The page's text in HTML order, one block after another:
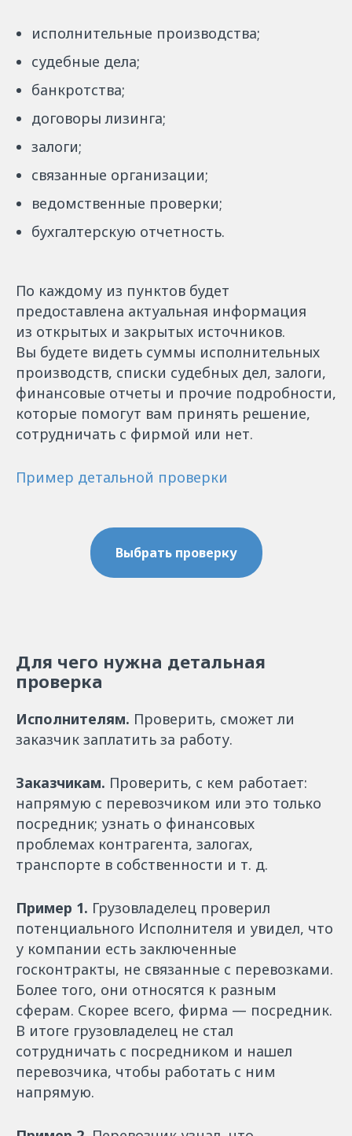
исполнительные производства;
судебные дела;
банкротства;
договоры лизинга;
залоги;
связанные организации;
ведомственные проверки;
бухгалтерскую отчетность.
По каждому из пунктов будет
предоставлена актуальная информация
из открытых и закрытых источников.
Вы будете видеть суммы исполнительных
производств, списки судебных дел, залоги,
финансовые отчеты и прочие подробности,
которые помогут вам принять решение,
сотрудничать с фирмой или нет.
Пример детальной проверки
Выбрать проверку
Для чего нужна детальная
проверка
Исполнителям. Проверить, сможет ли
заказчик заплатить за работу.
Заказчикам. Проверить, с кем работает:
напрямую с перевозчиком или это только
посредник; узнать о финансовых
проблемах контрагента, залогах,
транспорте в собственности и т. д.
Пример 1. Грузовладелец проверил
потенциального Исполнителя и увидел, что
у компании есть заключенные
госконтракты, не связанные с перевозками.
Более того, они относятся к разным
сферам. Скорее всего, фирма — посредник.
В итоге грузовладелец не стал
сотрудничать с посредником и нашел
перевозчика, чтобы работать с ним
напрямую.